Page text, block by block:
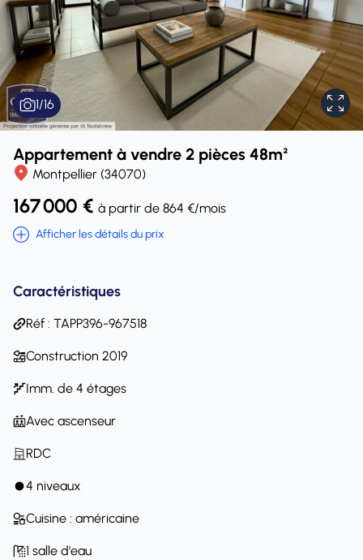
1/16
Appartement à vendre 2 pièces 48m²
Montpellier (34070)
167 000 € à partir de 864 €/mois
Afficher les détails du prix
Caractéristiques
Réf : TAPP396-967518
Construction 2019
Imm. de 4 étages
Avec ascenseur
RDC
4 niveaux
Cuisine : américaine
1 salle d'eau